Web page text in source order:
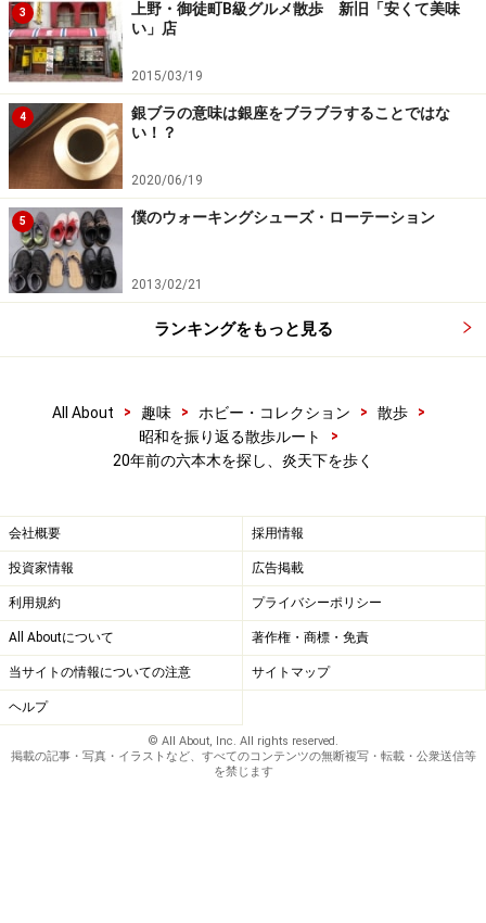
3
上野・御徒町B級グルメ散歩 新旧「安くて美味
い」店
2015/03/19
4
銀ブラの意味は銀座をブラブラすることではな
い！？
2020/06/19
5 僕のウォーキングシューズ・ローテーション
2013/02/21
ランキングをもっと見る
All About > 趣味 > ホビー・コレクション > 散歩
>
昭和を振り返る散歩ルート
>
20年前の六本木を探し、炎天下を歩く
会社概要 採用情報
投資家情報 広告掲載
利用規約 プライバシーポリシー
All Aboutについて 著作権・商標・免責
当サイトの情報についての注意 サイトマップ
ヘルプ
© All About, Inc. All rights reserved.
掲載の記事・写真・イラストなど、すべてのコンテンツの無断複写・転載・公衆送信等
を禁じます